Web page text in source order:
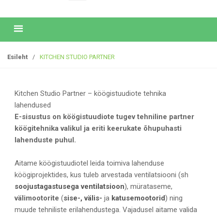
Esileht / KITCHEN STUDIO PARTNER
Kitchen Studio Partner – köögistuudiote tehnika
lahendused
E-sisustus on köögistuudiote tugev tehniline partner
köögitehnika valikul ja eriti keerukate õhupuhasti
lahenduste puhul.
Aitame köögistuudiotel leida toimiva lahenduse
köögiprojektides, kus tuleb arvestada ventilatsiooni (sh
soojustagastusega ventilatsioon), mürataseme,
välimootorite (sise-, välis- ja katusemootorid) ning
muude tehniliste erilahendustega. Vajadusel aitame valida